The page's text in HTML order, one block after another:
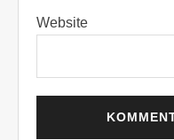
Website